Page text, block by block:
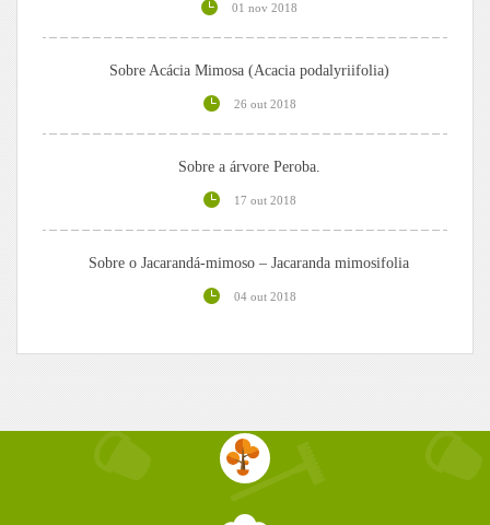
01 nov 2018
Sobre Acácia Mimosa (Acacia podalyriifolia)
26 out 2018
Sobre a árvore Peroba.
17 out 2018
Sobre o Jacarandá-mimoso – Jacaranda mimosifolia
04 out 2018